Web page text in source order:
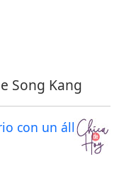
Song Kang